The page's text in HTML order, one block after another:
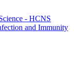
- HCNS
and Immunity